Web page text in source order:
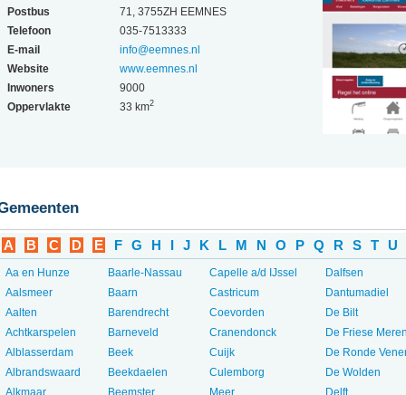
Postbus
71, 3755ZH EEMNES
Telefoon
035-7513333
E-mail
info@eemnes.nl
Website
www.eemnes.nl
Inwoners
9000
Oppervlakte
33 km2
A B C D E F G H I J K L M N O P Q R S T U
Aa en Hunze
Aalsmeer
Aalten
Achtkarspelen
Alblasserdam
Albrandswaard
Alkmaar
Baarle-Nassau
Baarn
Barendrecht
Barneveld
Beek
Beekdaelen
Beemster
Capelle a/d IJssel
Castricum
Coevorden
Cranendonck
Cuijk
Culemborg
Meer...
Dalfsen
Dantumadiel
De Bilt
De Friese
De Ronde
De Wolden
Delft